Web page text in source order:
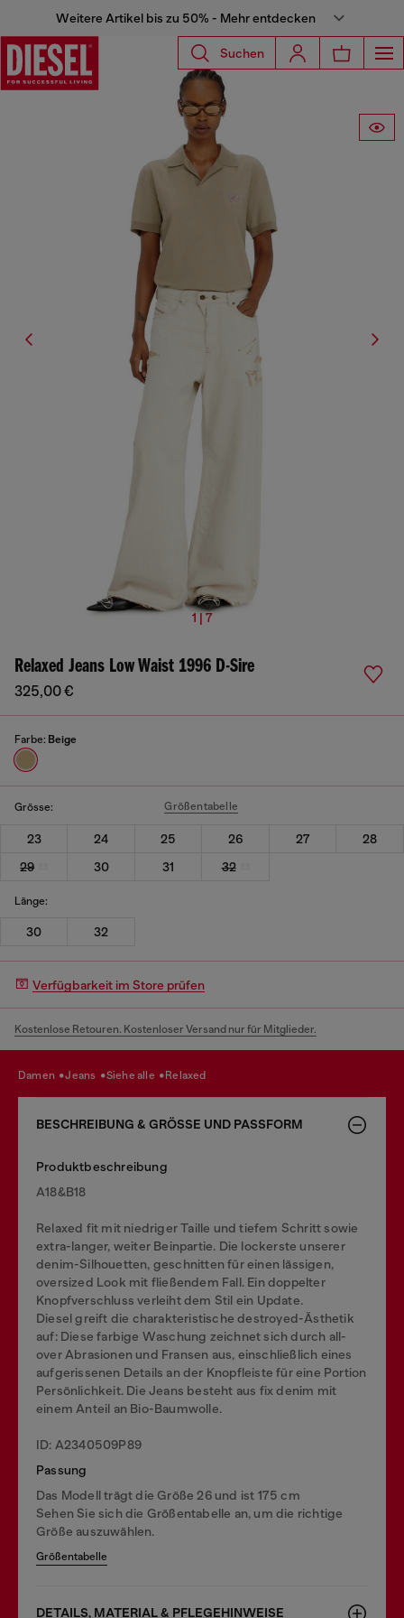
Weitere Artikel bis zu 50% - Mehr entdecken
Suchen
1 | 7
Relaxed Jeans Low Waist 1996 D-Sire
325,00 €
Farbe: Beige
Grösse: Größentabelle
23 24 25 26 27
28
29
30 31 32
Länge:
30 32
Verfügbarkeit im Store prüfen
Kostenlose Retouren. Kostenloser Versand nur für Mitglieder.
damen jeans siehe alle relaxed
BESCHREIBUNG & GRÖSSE UND PASSFORM
Produktbeschreibung
A18&B18
Relaxed fit mit niedriger Taille und tiefem Schritt sowie
extra-langer, weiter Beinpartie. Die lockerste unserer
denim-Silhouetten, geschnitten für einen lässigen,
oversized Look mit fließendem Fall. Ein doppelter
Knopfverschluss verleiht dem Stil ein Update.
Diesel greift die charakteristische destroyed-Ästhetik
auf: Diese farbige Waschung zeichnet sich durch all-
over Abrasionen und Fransen aus, einschließlich eines
aufgerissenen Details an der Knopfleiste für eine Portion
Persönlichkeit. Die Jeans besteht aus fix denim mit
einem Anteil an Bio-Baumwolle.
ID: A2340509P89
Passung
Das Modell trägt die Größe 26 und ist 175 cm
Sehen Sie sich die Größentabelle an, um die richtige
Größe auszuwählen.
Größentabelle
DETAILS, MATERIAL & PFLEGEHINWEISE